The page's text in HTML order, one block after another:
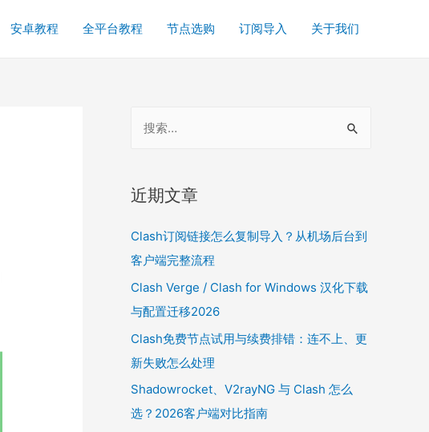
安卓教程 全平台教程 节点选购 订阅导入 关于我们
r
h
f
o
r
:
近期文章
Clash订阅链接怎么复制导入？从机场后台到
客户端完整流程
Clash Verge / Clash for Windows 汉化下载
与配置迁移2026
Clash免费节点试用与续费排错：连不上、更
新失败怎么处理
Shadowrocket、V2rayNG 与 Clash 怎么
选？2026客户端对比指南